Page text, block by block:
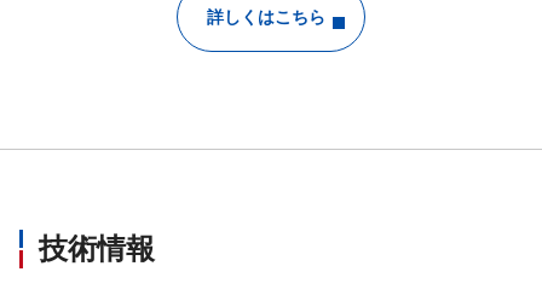
詳しくはこちら
技術情報